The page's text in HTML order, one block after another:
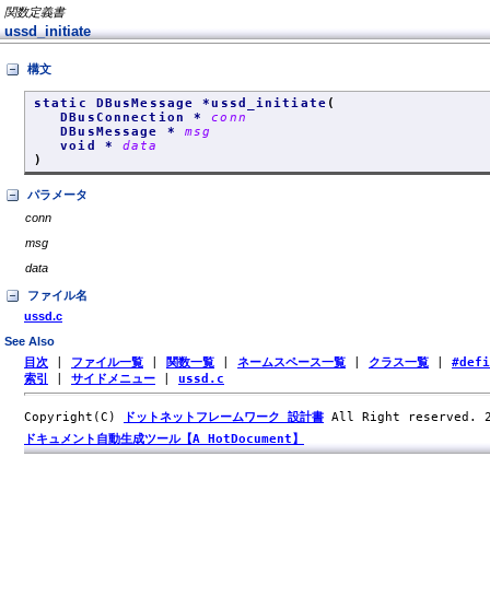
関数定義書
ussd_initiate
構文
static DBusMessage *ussd_initiate (
DBusConnection *conn
DBusMessage * msg
void *data
)
パラメータ
conn
msg
data
ファイル名
ussd.c
See Also
目次 ファイル一覧 関数一覧 ネームスペース一覧 クラス一覧
索引
サイドメニュー ussd.c
Copyright(C) ドットネットフレームワーク 設計書 All Right reserved.
ドキュメント自動生成ツール【A HotDocument】